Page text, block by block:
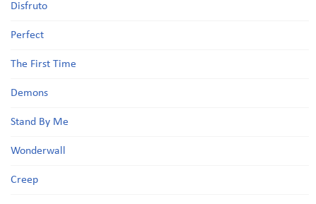
Disfruto
Perfect
The First Time
Demons
Stand By Me
Wonderwall
Creep